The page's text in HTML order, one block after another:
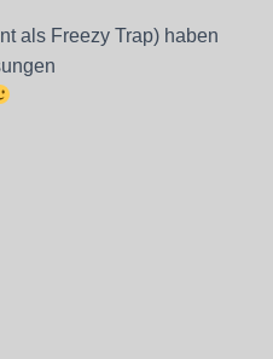
als Freezy Trap) haben